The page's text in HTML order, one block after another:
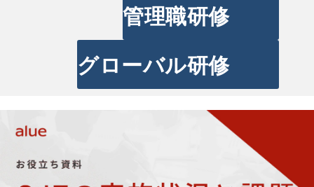
管理職研修
グローバル研修